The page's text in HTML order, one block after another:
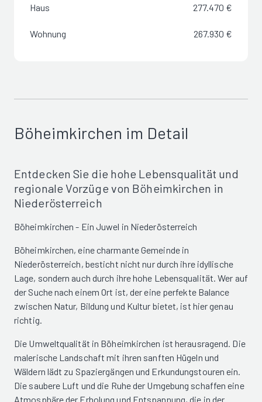
Haus 277.470 €
Wohnung 267.930 €
Böheimkirchen im Detail
Entdecken Sie die hohe Lebensqualität und
regionale Vorzüge von Böheimkirchen in
Niederösterreich
Böheimkirchen - Ein Juwel in Niederösterreich
Böheimkirchen, eine charmante Gemeinde in
Niederösterreich, besticht nicht nur durch ihre idyllische
Lage, sondern auch durch ihre hohe Lebensqualität. Wer auf
der Suche nach einem Ort ist, der eine perfekte Balance
zwischen Natur, Bildung und Kultur bietet, ist hier genau
richtig.
Die Umweltqualität in Böheimkirchen ist herausragend. Die
malerische Landschaft mit ihren sanften Hügeln und
Wäldern lädt zu Spaziergängen und Erkundungstouren ein.
Die saubere Luft und die Ruhe der Umgebung schaffen eine
Atmosphäre der Erholung und Entspannung, die in der